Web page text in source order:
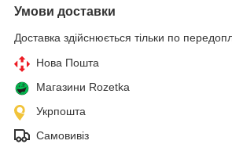
Умови доставки
Доставка здійснюється тільки по
Нова Пошта
Магазини Rozetka
Укрпошта
Самовивіз